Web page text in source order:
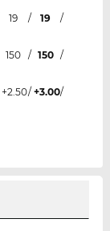
19 / 19
/
150 / 150 /
+2.50/ +3.00/